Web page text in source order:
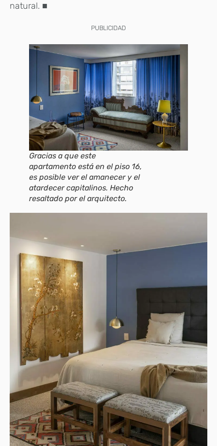
natural. ■
PUBLICIDAD
Gracias a que este
apartamento está en el piso 16,
es posible ver el amanecer y el
atardecer capitalinos. Hecho
resaltado por el arquitecto.